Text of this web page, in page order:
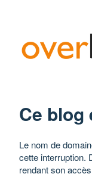
Ce
Le nom de
cette interruption.
rendant son